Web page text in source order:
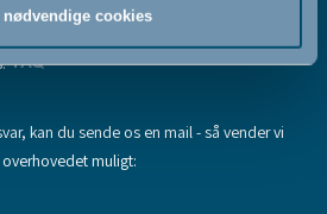
nødvendige cookies
du søgte, eller har du flere spørgsmål til
FAQ
kan du sende os en mail - så vender vi
muligt: